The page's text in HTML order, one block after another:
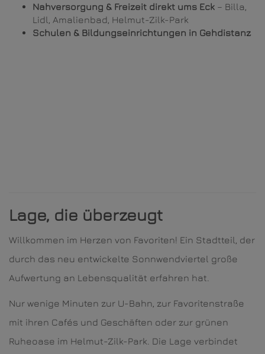
Nahversorgung & Freizeit direkt ums Eck – Billa,
Lidl, Amalienbad, Helmut-Zilk-Park
Schulen & Bildungseinrichtungen in Gehdistanz
Lage, die überzeugt
Willkommen im Herzen von Favoriten! Ein Stadtteil, der
durch das neu entwickelte Sonnwendviertel große
Aufwertung an Lebensqualität erfahren hat.
Nur wenige Minuten zur U-Bahn, zur Favoritenstraße
mit ihren Cafés und Geschäften oder zur grünen
Ruheoase im Helmut-Zilk-Park. Die Lage verbindet